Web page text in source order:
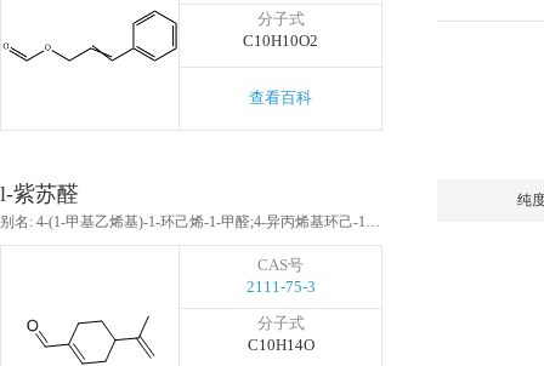
分子式
C10H10O2
查看百科
l-紫苏醛
别名: 4-(1-甲基乙烯基)-1-环己烯-1-甲醛;4-异丙烯基环己-1-烯-1-醛;二氢枯茗醛;L-紫苏醛
CAS号
2111-75-3
分子式
C10H14O
纯